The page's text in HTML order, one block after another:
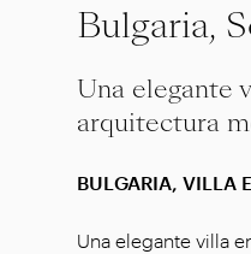
Bulgaria,
Una elegante
arquitectura
BULGARIA, VILLA
Una elegante villa